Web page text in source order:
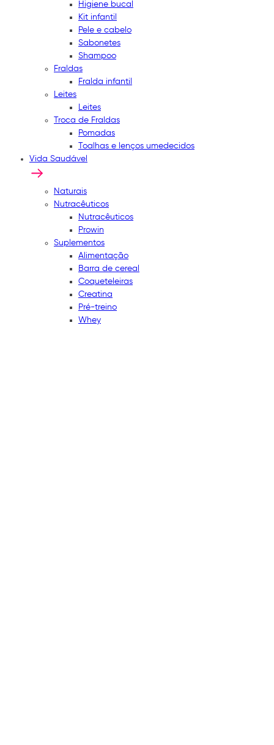
Higiene bucal
Kit infantil
Pele e cabelo
Sabonetes
Shampoo
Fraldas
Fralda infantil
Leites
Leites
Troca de Fraldas
Pomadas
Toalhas e lenços umedecidos
Vida Saudável
Naturais
Nutracêuticos
Nutracêuticos
Prowin
Suplementos
Alimentação
Barra de cereal
Coqueteleiras
Creatina
Pré-treino
Whey